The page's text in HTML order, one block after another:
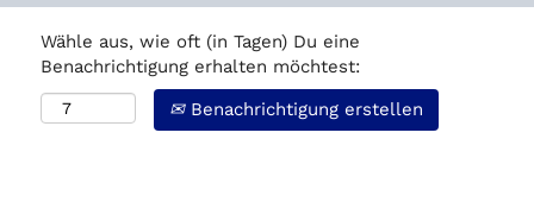
Wähle aus, wie oft (in Tagen) Du eine
Benachrichtigung erhalten möchtest:
Benachrichtigung erstellen